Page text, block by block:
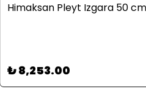
Himaksan Pleyt Izgara 50
₺ 8,253.00